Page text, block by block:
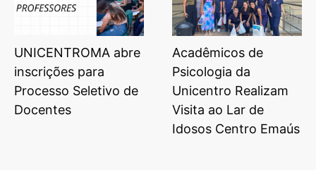
UNICENTROMA abre
inscrições para
Processo Seletivo de
Docentes
Acadêmicos de
Psicologia da
Unicentro Realizam
Visita ao Lar de
Idosos Centro Emaús